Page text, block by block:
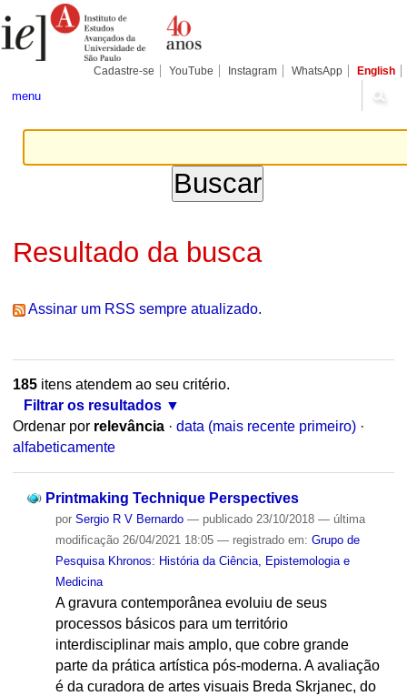
para
conteúdo.
Pessoais
Cadastre-se YouTube Instagram WhatsApp English
menu
Resultado da busca
Assinar um RSS sempre atualizado.
185itens atendem ao seu critério.
Filtrar os resultados
Ordenar por relevância · data (mais recente primeiro) ·
alfabeticamente
Printmaking Technique Perspectives
por Sergio R V Bernardo — publicado23/10/2018 — última
modificação26/04/2021 18:05 — registrado em: Grupo de
Pesquisa Khronos: História da Ciência, Epistemologia e
Medicina
A gravura contemporânea evoluiu de seus
processos básicos para um território
interdisciplinar mais amplo, que cobre grande
parte da prática artística pós-moderna. A avaliação
é da curadora de artes visuais Breda Skrjanec, do